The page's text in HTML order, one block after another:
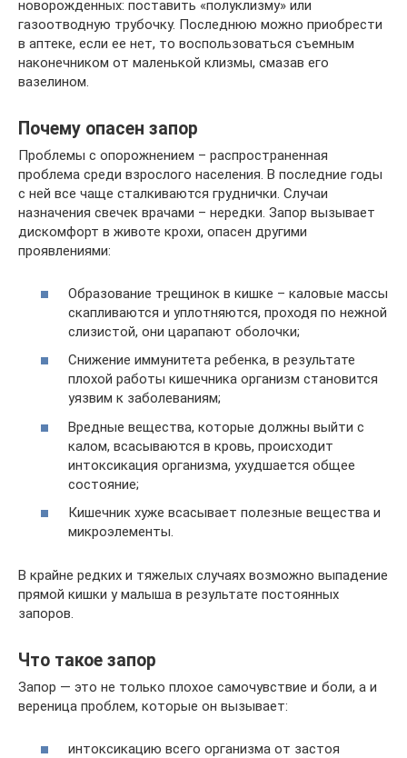
новорожденных: поставить «полуклизму» или
газоотводную трубочку. Последнюю можно приобрести
в аптеке, если ее нет, то воспользоваться съемным
наконечником от маленькой клизмы, смазав его
вазелином.
Почему опасен запор
Проблемы с опорожнением – распространенная
проблема среди взрослого населения. В последние годы
с ней все чаще сталкиваются груднички. Случаи
назначения свечек врачами – нередки. Запор вызывает
дискомфорт в животе крохи, опасен другими
проявлениями:
Образование трещинок в кишке – каловые массы
скапливаются и уплотняются, проходя по нежной
слизистой, они царапают оболочки;
Снижение иммунитета ребенка, в результате
плохой работы кишечника организм становится
уязвим к заболеваниям;
Вредные вещества, которые должны выйти с
калом, всасываются в кровь, происходит
интоксикация организма, ухудшается общее
состояние;
Кишечник хуже всасывает полезные вещества и
микроэлементы.
В крайне редких и тяжелых случаях возможно выпадение
прямой кишки у малыша в результате постоянных
запоров.
Что такое запор
Запор — это не только плохое самочувствие и боли, а и
вереница проблем, которые он вызывает:
интоксикацию всего организма от застоя